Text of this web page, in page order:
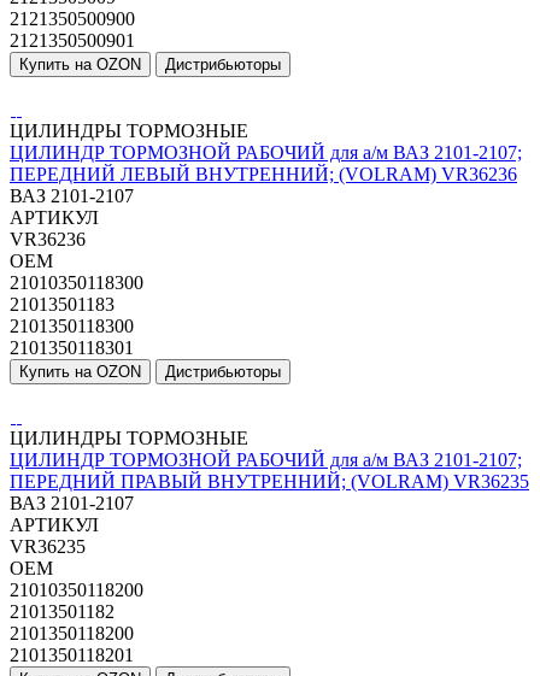
2121350500900
2121350500901
Купить на OZON Дистрибьюторы
ЦИЛИНДРЫ ТОРМОЗНЫЕ
ЦИЛИНДР ТОРМОЗНОЙ РАБОЧИЙ для а/м ВАЗ 2101-2107;
ПЕРЕДНИЙ ЛЕВЫЙ ВНУТРЕННИЙ; (VOLRAM) VR36236
ВАЗ 2101-2107
АРТИКУЛ
VR36236
OEM
21010350118300
21013501183
2101350118300
2101350118301
Купить на OZON Дистрибьюторы
ЦИЛИНДРЫ ТОРМОЗНЫЕ
ЦИЛИНДР ТОРМОЗНОЙ РАБОЧИЙ для а/м ВАЗ 2101-2107;
ПЕРЕДНИЙ ПРАВЫЙ ВНУТРЕННИЙ; (VOLRAM) VR36235
ВАЗ 2101-2107
АРТИКУЛ
VR36235
OEM
21010350118200
21013501182
2101350118200
2101350118201